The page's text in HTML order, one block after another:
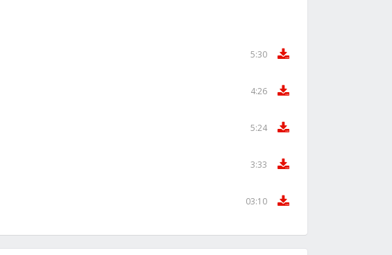
5:30
4:26
5:24
3:33
03:10